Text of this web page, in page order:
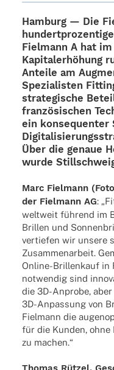
Hamburg — Die
Fiel­mann A hat
Kapi­tal­erhö­hung
Anteile am
Spezia­­lis­­ten
stra­te­gi­sche
fran­zö­si­schen
ein konse­quen­ter
Über die genaue
wurde
Marc Fiel­mann
der Fiel­mann AG:
welt­weit führend im
Bril­len und
vertie­fen wir unsere
Zusam­men­ar­beit.
Online-Bril­­len­­kauf in
notwen­dig sind
die 3D-Anprobe,
3D-Anpas­­sung von
Fiel­mann die
für die Kunden, ohne
zu machen.“